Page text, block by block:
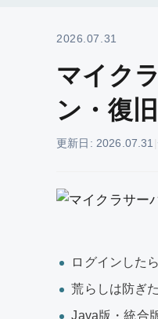
2026.07.31
マイク
ン・復
更新日: 2026.07.31
ログインした
荒らしは防ぎ
Java版・統合